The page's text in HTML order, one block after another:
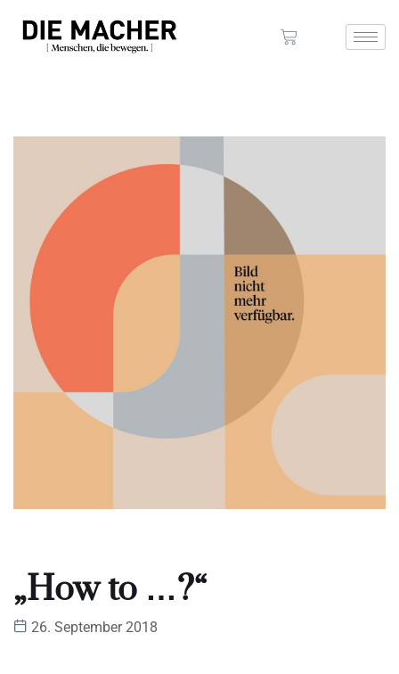
„How to …?“
26. September 2018